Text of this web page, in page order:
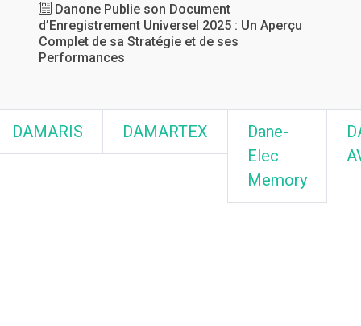
Danone Publie son Document
d’Enregistrement Universel 2025 : Un Aperçu
Complet de sa Stratégie et de ses
Performances
DAMARIS DAMARTEX
Dane-
Elec
Memory